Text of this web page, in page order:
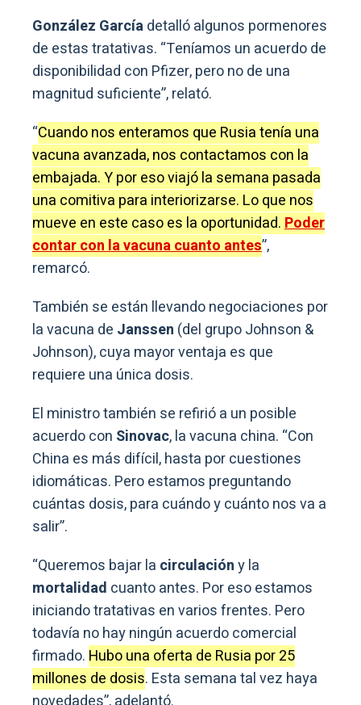
González Garcíadetalló algunos pormenores
de estas tratativas. “Teníamos un acuerdo de
disponibilidad con Pfizer, pero no de una
magnitud suficiente”, relató.
“Cuando nos enteramos que Rusia tenía una
vacuna avanzada, nos contactamos con la
embajada. Y por eso viajó la semana pasada
una comitiva para interiorizarse. Lo que nos
mueve en este caso es la oportunidad.Poder
contar con la vacuna cuanto antes”,
remarcó.
También se están llevando negociaciones por
la vacuna de Janssen (del grupo Johnson &
Johnson), cuya mayor ventaja es que
requiere una única dosis.
El ministro también se refirió a un posible
acuerdo con Sinovac, la vacuna china. “Con
China es más difícil, hasta por cuestiones
idiomáticas. Pero estamos preguntando
cuántas dosis, para cuándo y cuánto nos va a
salir”.
“Queremos bajar la circulacióny la
mortalidad cuanto antes. Por eso estamos
iniciando tratativas en varios frentes. Pero
todavía no hay ningún acuerdo comercial
firmado. Hubo una oferta de Rusia por 25
millones de dosis. Esta semana tal vez haya